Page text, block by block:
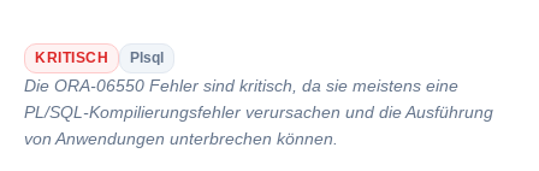
KRITISCH Plsql
Die ORA-06550 Fehler sind kritisch, da sie meistens eine
PL/SQL-Kompilierungsfehler verursachen und die Ausführung
von Anwendungen unterbrechen können.